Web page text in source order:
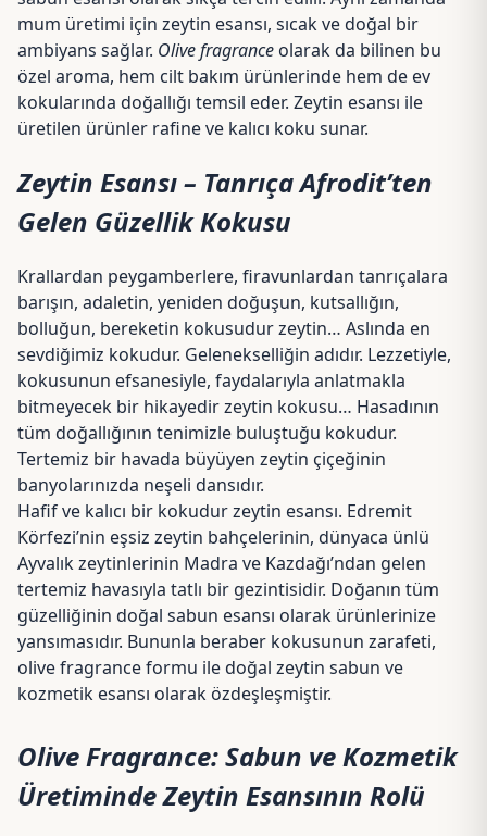
mum üretimi için zeytin esansı, sıcak ve doğal bir
ambiyans sağlar. Olive fragrance olarak da bilinen bu
özel aroma, hem cilt bakım ürünlerinde hem de ev
kokularında doğallığı temsil eder. Zeytin esansı ile
üretilen ürünler rafine ve kalıcı koku sunar.
Zeytin Esansı – Tanrıça Afrodit’ten
Gelen Güzellik Kokusu
Krallardan peygamberlere, firavunlardan tanrıçalara
barışın, adaletin, yeniden doğuşun, kutsallığın,
bolluğun, bereketin kokusudur zeytin… Aslında en
sevdiğimiz kokudur. Gelenekselliğin adıdır. Lezzetiyle,
kokusunun efsanesiyle, faydalarıyla anlatmakla
bitmeyecek bir hikayedir zeytin kokusu… Hasadının
tüm doğallığının tenimizle buluştuğu kokudur.
Tertemiz bir havada büyüyen zeytin çiçeğinin
banyolarınızda neşeli dansıdır.
Hafif ve kalıcı bir kokudur zeytin esansı. Edremit
Körfezi’nin eşsiz zeytin bahçelerinin, dünyaca ünlü
Ayvalık zeytinlerinin Madra ve Kazdağı’ndan gelen
tertemiz havasıyla tatlı bir gezintisidir. Doğanın tüm
güzelliğinin doğal sabun esansı olarak ürünlerinize
yansımasıdır. Bununla beraber kokusunun zarafeti,
olive fragrance formu ile doğal zeytin sabun ve
kozmetik esansı olarak özdeşleşmiştir.
Olive Fragrance: Sabun ve Kozmetik
Üretiminde Zeytin Esansının Rolü